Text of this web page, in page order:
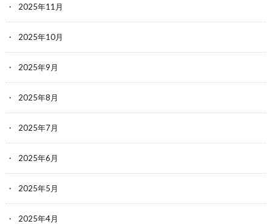
2025年11月
2025年10月
2025年9月
2025年8月
2025年7月
2025年6月
2025年5月
2025年4月